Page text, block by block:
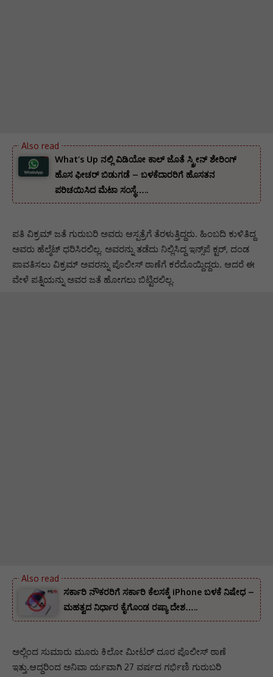
What’s Up ನಲ್ಲಿ ವಿಡಿಯೋ ಕಾಲ್ ಜೊತೆ ಸ್ಕ್ರೀನ್ ಶೇರಿಂಗ್
ಹೊಸ ಫೀಚರ್ ಬಿಡುಗಡೆ – ಬಳಕೆದಾರರಿಗೆ ಹೊಸತನ
ಪರಿಚಯಿಸಿದ ಮೆಟಾ ಸಂಸ್ಥೆ…..
ಪತಿ ವಿಕ್ರಮ್ ಜತೆ ಗುರುಬರಿ ಅವರು ಆಸ್ಪತ್ರೆಗೆ ತೆರಳುತ್ತಿದ್ದರು. ಹಿಂಬದಿ ಕುಳಿತಿದ್ದ
ಅವರು ಹೆಲ್ಮೆಟ್ ಧರಿಸಿರಲಿಲ್ಲ. ಅವರನ್ನು ತಡೆದು ನಿಲ್ಲಿಸಿದ್ದ ಇನ್ಸ್‌ಪೆ ಕ್ಟರ್‌, ದಂಡ
ಪಾವತಿಸಲು ವಿಕ್ರಮ್ ಅವರನ್ನು ಪೊಲೀಸ್ ಠಾಣೆಗೆ ಕರೆದೊಯ್ದಿದ್ದರು. ಆದರೆ ಈ
ವೇಳೆ ಪತ್ನಿಯನ್ನು ಅವರ ಜತೆ ಹೋಗಲು ಬಿಟ್ಟಿರಲಿಲ್ಲ.
ಸರ್ಕಾರಿ ನೌಕರರಿಗೆ ಸರ್ಕಾರಿ ಕೆಲಸಕ್ಕೆ iPhone ಬಳಕೆ ನಿಷೇಧ –
ಮಹತ್ವದ ನಿರ್ಧಾರ ಕೈಗೊಂಡ ರಷ್ಯಾ ದೇಶ…..
ಅಲ್ಲಿಂದ ಸುಮಾರು ಮೂರು ಕಿಲೋ ಮೀಟರ್‌ ದೂರ ಪೊಲೀಸ್‌ ಠಾಣೆ
ಇತ್ತು.ಆದ್ದರಿಂದ ಅನಿವಾ ರ್ಯವಾಗಿ 27 ವರ್ಷದ ಗರ್ಭಿಣಿ ಗುರುಬರಿ